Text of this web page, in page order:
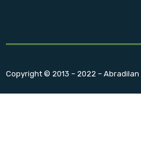
Copyright © 2013 – 2022 –